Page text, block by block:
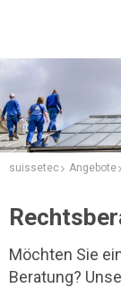
suissetec Angebote
Möchten Sie
Beratung?